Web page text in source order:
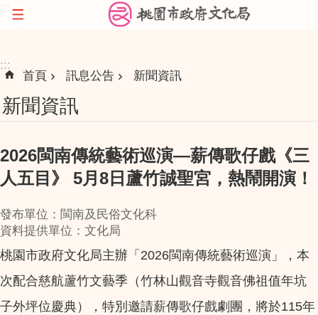
跳到主要內容區塊
:::
首頁 訊息公告 新聞資訊
新聞資訊
2026閩南傳統藝術巡演—薪傳歌仔戲《三
人五目》 5月8日蘆竹誠聖宮，熱鬧開演！
發布單位：閩南及民俗文化科
資料提供單位：文化局
桃園市政府文化局主辦「2026閩南傳統藝術巡演」，本
次配合慈航蘆竹文藝季（竹林山觀音寺觀音佛祖值年坑
子外坪位慶典），特別邀請薪傳歌仔戲劇團，將於115年